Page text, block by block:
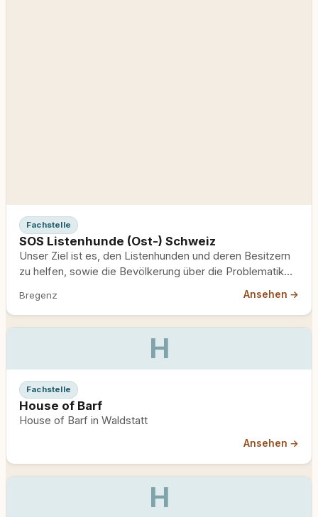
Fachstelle
SOS Listenhunde (Ost-) Schweiz
Unser Ziel ist es, den Listenhunden und deren Besitzern
zu helfen, sowie die Bevölkerung über die Problematik
Bregenz Ansehen →
H
Fachstelle
House of Barf
House of Barf in Waldstatt
Ansehen →
H